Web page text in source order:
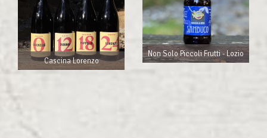
Cascina Lorenzo
Non Solo Piccoli Frutti - Lozio